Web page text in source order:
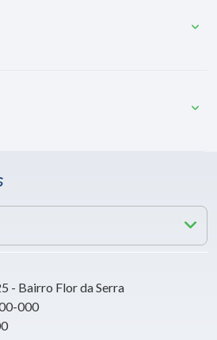
- Bairro Flor da Serra
000